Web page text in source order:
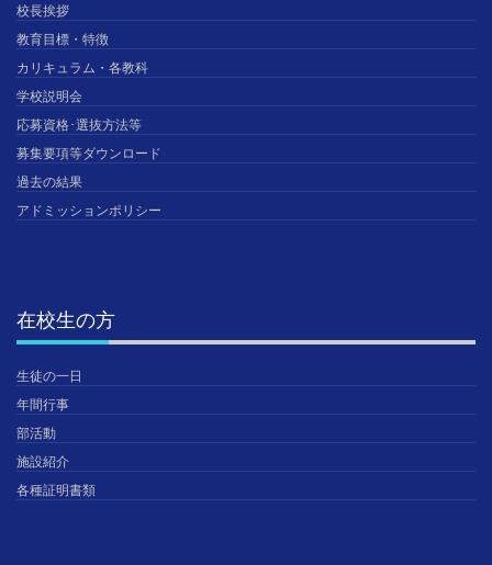
校長挨拶
教育目標・特徴
カリキュラム・各教科
学校説明会
応募資格･選抜方法等
募集要項等ダウンロード
過去の結果
アドミッションポリシー
在校生の方
生徒の一日
年間行事
部活動
施設紹介
各種証明書類